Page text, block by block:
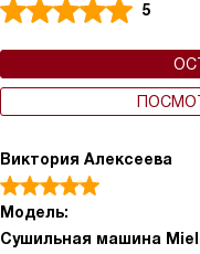
5
Виктория Алексеева
Модель:
Сушильная машина